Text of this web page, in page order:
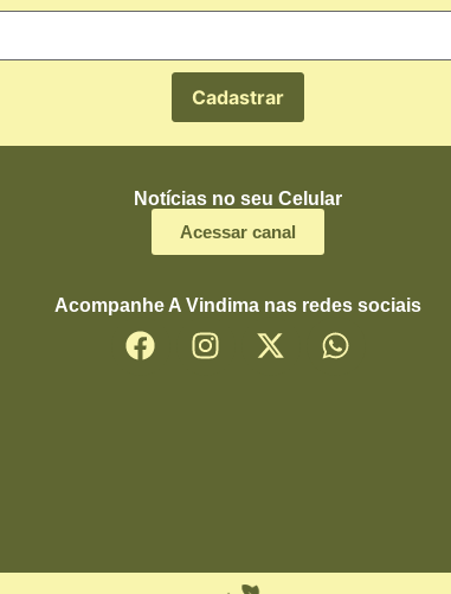
Notícias no seu Celular
Acessar canal
Acompanhe A Vindima nas redes sociais